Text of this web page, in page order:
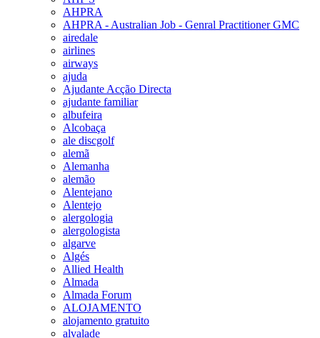
AHPRA
AHPRA - Australian Job - Genral Practitioner GMC
airedale
airlines
airways
ajuda
Ajudante Acção Directa
ajudante familiar
albufeira
Alcobaça
ale discgolf
alemã
Alemanha
alemão
Alentejano
Alentejo
alergologia
alergologista
algarve
Algés
Allied Health
Almada
Almada Forum
ALOJAMENTO
alojamento gratuito
alvalade